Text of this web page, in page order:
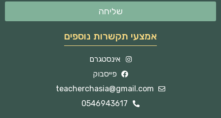
שליחה
אמצעי תקשרות נוספים
אינסטגרם
פייסבוק
teacherchasia@gmail.com
0546943617